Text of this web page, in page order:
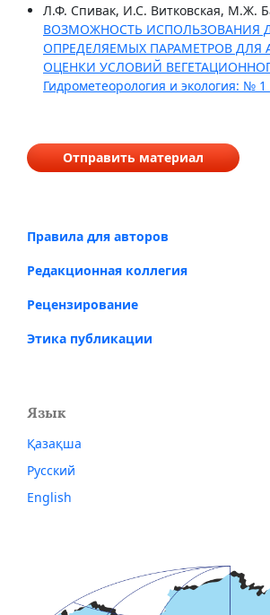
Л.Ф. Спивак, И.С. Витковская, М.Ж.
ВОЗМОЖНОСТЬ ИСПОЛЬЗОВАНИЯ
ОПРЕДЕЛЯЕМЫХ ПАРАМЕТРОВ ДЛЯ
ОЦЕНКИ УСЛОВИЙ
Гидрометеорология и экология: № 1
Отправить материал
Правила для авторов
Редакционная коллегия
Рецензирование
Этика публикации
Язык
Қазақша
Русский
English